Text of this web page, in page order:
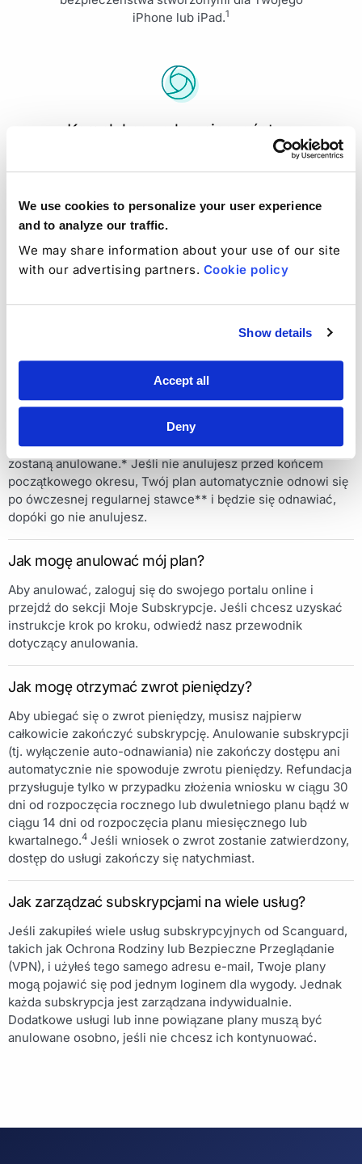
We use cookies to personalize your user experience
and to analyze our traffic.
We may share information about your use of our site
with our advertising partners. Cookie policy
Show details
Accept all
Deny
iPhone lub iPad.1
Kompleksowe bezpieczeństwo
Nasze zaawansowane filtry blokują próby
zaszkodzą twojemu urządzeniu.
FAQ dotyczące Subskrypcji,
Zwrotów i Ofert
Jakie plany oferujecie?
Oferujemy miesięczne, kwartalne, półroczne i roczne plany
subskrypcyjne, które odnawiają się automatycznie, chyba że
zostaną anulowane.* Jeśli nie anulujesz przed końcem
początkowego okresu, Twój plan automatycznie odnowi się
po ówczesnej regularnej stawce** i będzie się odnawiać,
dopóki go nie anulujesz.
Jak mogę anulować mój plan?
Aby anulować, zaloguj się do swojego portalu online i
przejdź do sekcji Moje Subskrypcje. Jeśli chcesz uzyskać
instrukcje krok po kroku, odwiedź nasz przewodnik
dotyczący anulowania.
Jak mogę otrzymać zwrot pieniędzy?
Aby ubiegać się o zwrot pieniędzy, musisz najpierw
całkowicie zakończyć subskrypcję. Anulowanie subskrypcji
(tj. wyłączenie auto-odnawiania) nie zakończy dostępu ani
automatycznie nie spowoduje zwrotu pieniędzy. Refundacja
przysługuje tylko w przypadku złożenia wniosku w ciągu 30
dni od rozpoczęcia rocznego lub dwuletniego planu bądź w
ciągu 14 dni od rozpoczęcia planu miesięcznego lub
kwartalnego.4 Jeśli wniosek o zwrot zostanie zatwierdzony,
dostęp do usługi zakończy się natychmiast.
Jak zarządzać subskrypcjami na wiele usług?
Jeśli zakupiłeś wiele usług subskrypcyjnych od Scanguard,
takich jak Ochrona Rodziny lub Bezpieczne Przeglądanie
(VPN), i użyłeś tego samego adresu e-mail, Twoje plany
mogą pojawić się pod jednym loginem dla wygody. Jednak
każda subskrypcja jest zarządzana indywidualnie.
Dodatkowe usługi lub inne powiązane plany muszą być
anulowane osobno, jeśli nie chcesz ich kontynuować.